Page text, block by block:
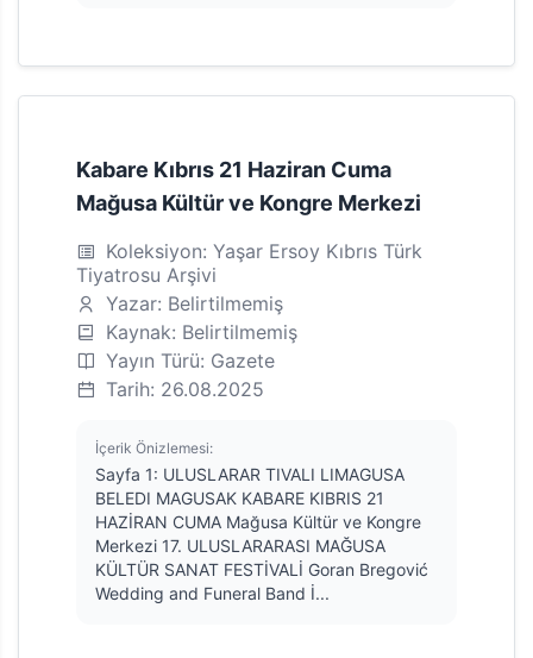
Kabare Kıbrıs 21 Haziran Cuma
Mağusa Kültür ve Kongre Merkezi
Koleksiyon: Yaşar Ersoy Kıbrıs Türk
Tiyatrosu Arşivi
Yazar: Belirtilmemiş
Kaynak: Belirtilmemiş
Yayın Türü: Gazete
Tarih: 26.08.2025
İçerik Önizlemesi:
Sayfa 1: ULUSLARAR TIVALI LIMAGUSA
BELEDI MAGUSAK KABARE KIBRIS 21
HAZİRAN CUMA Mağusa Kültür ve Kongre
Merkezi 17. ULUSLARARASI MAĞUSA
KÜLTÜR SANAT FESTİVALİ Goran Bregović
Wedding and Funeral Band İ...